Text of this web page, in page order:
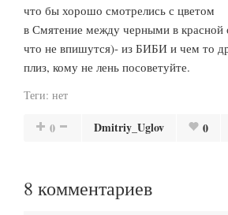
что бы хорошо смотрелись с цветом
в Смятение между черными в красной
что не впишутся)- из БИБИ и чем то
плиз, кому не лень посоветуйте.
Теги: нет
0 Dmitriy_Uglov 0
8 комментариев